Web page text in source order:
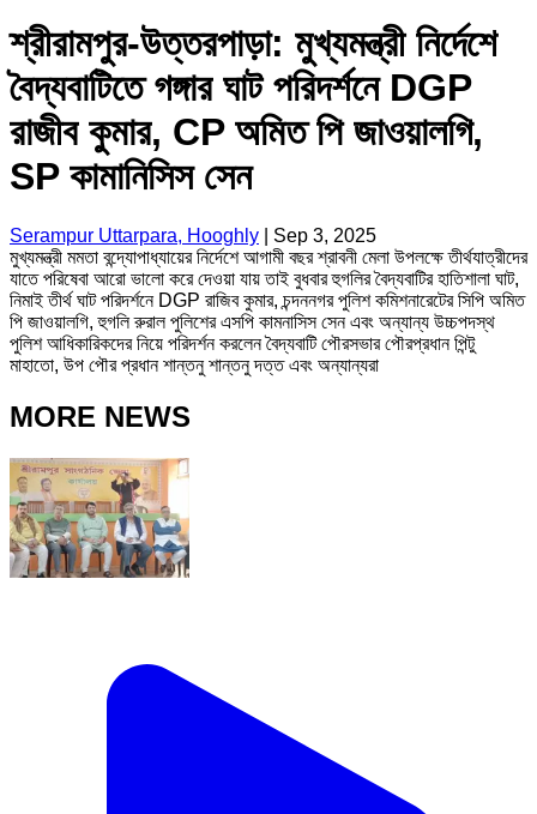
শ্রীরামপুর-উত্তরপাড়া: মুখ্যমন্ত্রী নির্দেশে
বৈদ্যবাটিতে গঙ্গার ঘাট পরিদর্শনে DGP
রাজীব কুমার, CP অমিত পি জাওয়ালগি,
SP কামানিসিস সেন
Serampur Uttarpara, Hooghly
Sep 3, 2025
মুখ্যমন্ত্রী মমতা বন্দ্যোপাধ্যায়ের নির্দেশে আগামী বছর শ্রাবনী মেলা উপলক্ষে তীর্থযাত্রীদের
যাতে পরিষেবা আরো ভালো করে দেওয়া যায় তাই বুধবার হুগলির বৈদ্যবাটির হাতিশালা ঘাট,
নিমাই তীর্থ ঘাট পরিদর্শনে DGP রাজিব কুমার, চন্দননগর পুলিশ কমিশনারেটের সিপি অমিত
পি জাওয়ালগি, হুগলি রুরাল পুলিশের এসপি কামনাসিস সেন এবং অন্যান্য উচ্চপদস্থ
পুলিশ আধিকারিকদের নিয়ে পরিদর্শন করলেন বৈদ্যবাটি পৌরসভার পৌরপ্রধান পিন্টু
মাহাতো, উপ পৌর প্রধান শান্তনু শান্তনু দত্ত এবং অন্যান্যরা
MORE NEWS